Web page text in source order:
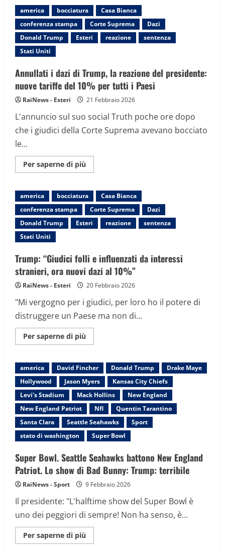
i
dazi
di
Trump,
il
presidente
al
15%
“con
effetto
immediato”
america bocciatura
Casa Bianca
conferenza stampa
Corte Suprema
Dazi
Donald Trump
Esteri reazione
sentenza
Stati Uniti
Annullati i dazi di Trump, la reazione del presidente:
nuove tariffe del 10% per tutti i Paesi
RaiNews - Esteri 21 Febbraio 2026
L'annuncio sul suo social Truth poche ore dopo
che i giudici della Corte Suprema avevano bocciato
le...
Per saperne di più
informazioni
i
dazi
di
Trump,
la
reazione
tariffe
del
10%
per
tutti
i
Paesi
america bocciatura
Casa Bianca
conferenza stampa
Corte Suprema
Dazi
Donald Trump
Esteri reazione
sentenza
Stati Uniti
Trump: “Giudici folli e influenzati da interessi
stranieri, ora nuovi dazi al 10%”
RaiNews - Esteri 20 Febbraio 2026
"Mi vergogno per i giudici, per loro ho il potere di
distruggere un Paese ma non di...
Per saperne di più
informazioni
“Giudici
folli
e
influenzati
da
interessi
stranieri,
ora
nuovi
dazi
10%”
america David Fincher Donald Trump
Drake Maye
Hollywood
Jason Myers
Kansas City Chiefs
Levi's Stadium
Mack Hollins
New England
New England Patriot
Nfl
Quentin Tarantino
Santa Clara
Seattle Seahawks
Sport
stato di washington
Super Bowl
Super Bowl. Seattle Seahawks battono New England
Patriot. Lo show di Bad Bunny: Trump: terribile
RaiNews - Sport 9 Febbraio 2026
Il presidente: "L'halftime show del Super Bowl è
uno dei peggiori di sempre! Non ha senso, è...
Per saperne di più
informazioni